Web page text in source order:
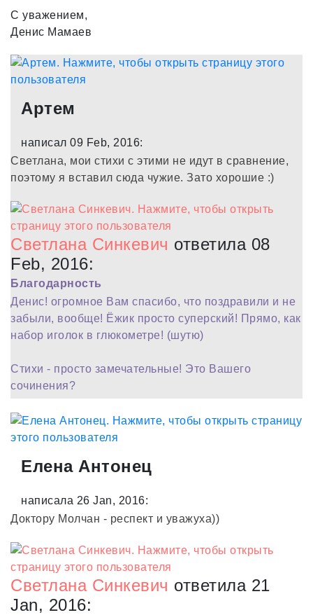
С уважением,
Денис Мамаев
Артем
написал 09 Feb, 2016:
Светлана, мои стихи с этими не идут в сравнение,
поэтому я вставил сюда чужие. Зато хорошие :)
Светлана Синкевич ответила 08
Feb, 2016:
Благодарность
Денис! огромное Вам спасибо, что поздравили и не
забыли, вообще! Ёжик просто суперский! Прямо, как
набор иголок в глюкометре! (шутю)
Стихи - просто замечательные! Это Вашего
сочинения?
Елена Антонец
написала 26 Jan, 2016:
Доктору Молчан - респект и уважуха))
Светлана Синкевич ответила 21
Jan, 2016: